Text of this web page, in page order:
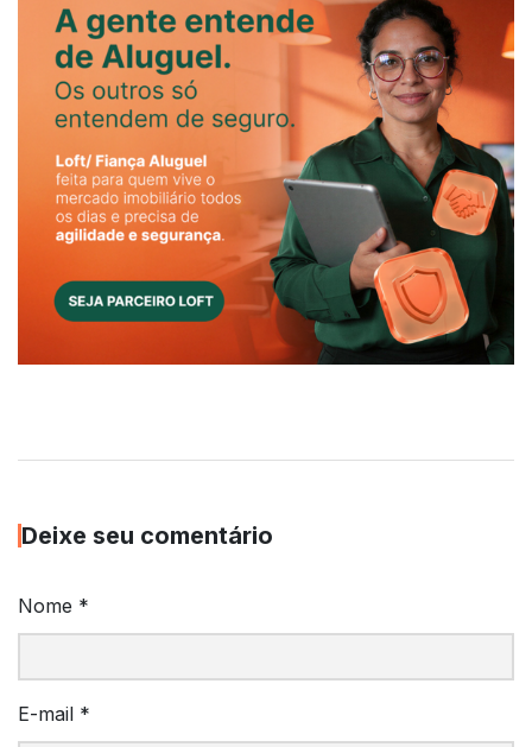
Deixe seu comentário
Nome *
E-mail *